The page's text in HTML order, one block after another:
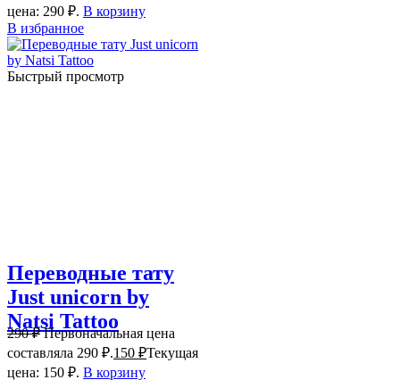
цена: 290 ₽. В корзину
В избранное
Быстрый просмотр
Переводные тату
Just unicorn by
Natsi Tattoo
290₽ Первоначальная цена
составляла 290 ₽.150 ₽Текущая
цена: 150 ₽. В корзину